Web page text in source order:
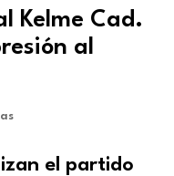
Kelme Cad.
al
el partido